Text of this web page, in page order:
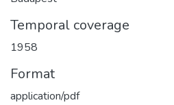
Temporal coverage
1958
Format
application/pdf